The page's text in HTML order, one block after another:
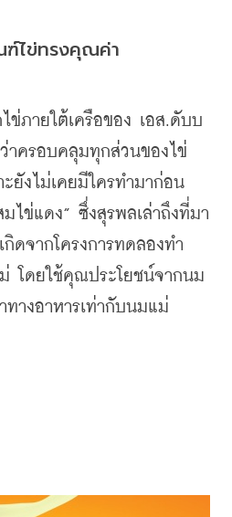
ไข่ทรงคุณค่า
ข่ภายใต้เครือของ เอส.ดับบ
าครอบคลุมทุกส่วนของไข่
ยังไม่เคยมีใครทำมาก่อน
มไข่แดง” ซึ่งสุรพลเล่าถึงที่มา
ดจากโครงการทดลองทำ
โดยใช้คุณประโยชน์จากนม
างอาหารเท่ากับนมแม่